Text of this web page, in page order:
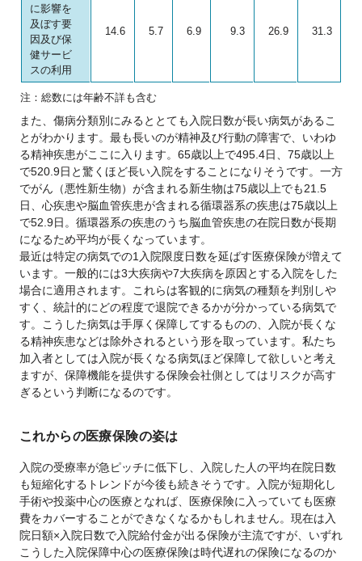
に影響を
及ぼす要
因及び保
健サービ
スの利用
14.6 5.7 6.9 9.3 26.9 31.3
注：総数には年齢不詳も含む
また、傷病分類別にみるととても入院日数が長い病気があるこ
とがわかります。最も長いのが精神及び行動の障害で、いわゆ
る精神疾患がここに入ります。65歳以上で495.4日、75歳以上
で520.9日と驚くほど長い入院をすることになりそうです。一方
でがん（悪性新生物）が含まれる新生物は75歳以上でも21.5
日、心疾患や脳血管疾患が含まれる循環器系の疾患は75歳以上
で52.9日。循環器系の疾患のうち脳血管疾患の在院日数が長期
になるため平均が長くなっています。
最近は特定の病気での1入院限度日数を延ばす医療保険が増えて
います。一般的には3大疾病や7大疾病を原因とする入院をした
場合に適用されます。これらは客観的に病気の種類を判別しや
すく、統計的にどの程度で退院できるかが分かっている病気で
す。こうした病気は手厚く保障してするものの、入院が長くな
る精神疾患などは除外されるという形を取っています。私たち
加入者としては入院が長くなる病気ほど保障して欲しいと考え
ますが、保障機能を提供する保険会社側としてはリスクが高す
ぎるという判断になるのです。
これからの医療保険の姿は
入院の受療率が急ピッチに低下し、入院した人の平均在院日数
も短縮化するトレンドが今後も続きそうです。入院が短期化し
手術や投薬中心の医療となれば、医療保険に入っていても医療
費をカバーすることができなくなるかもしれません。現在は入
院日額×入院日数で入院給付金が出る保険が主流ですが、いずれ
こうした入院保障中心の医療保険は時代遅れの保険になるのか